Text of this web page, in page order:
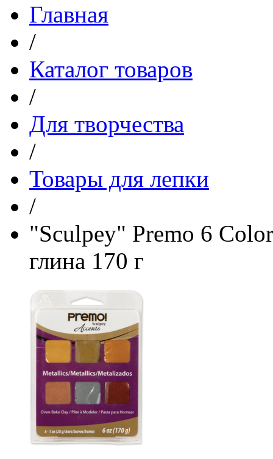
Главная
/
Каталог товаров
/
Для творчества
/
Товары для лепки
/
"Sculpey" Premo 6
глина 170 г